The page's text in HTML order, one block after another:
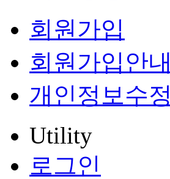
회원가입
회원가입안내
개인정보수정
Utility
로그인